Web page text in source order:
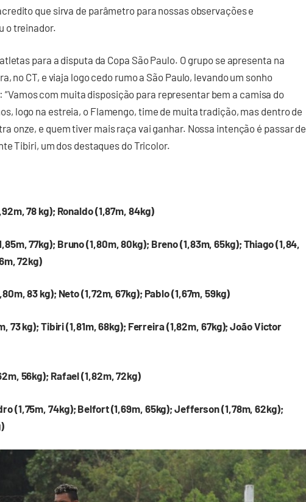
que sirva de parâmetro para nossas observações e
o treinador.
para a disputa da Copa São Paulo. O grupo se apresenta na
no CT, e viaja logo cedo rumo a São Paulo, levando um sonho
“Vamos com muita disposição para representar bem a camisa do
logo na estreia, o Flamengo, time de muita tradição, mas dentro de
onze, e quem tiver mais raça vai ganhar. Nossa intenção é passar de
Tibiri, um dos destaques do Tricolor.
78 kg); Ronaldo (1,87m, 84kg)
77kg); Bruno (1,80m, 80kg); Breno (1,83m, 65kg); Thiago (1,84,
72kg)
83 kg); Neto (1,72m, 67kg); Pablo (1,67m, 59kg)
73 kg); Tibiri (1,81m, 68kg); Ferreira (1,82m, 67kg); João Victor
56kg); Rafael (1,82m, 72kg)
(1,75m, 74kg); Belfort (1,69m, 65kg); Jefferson (1,78m, 62kg);